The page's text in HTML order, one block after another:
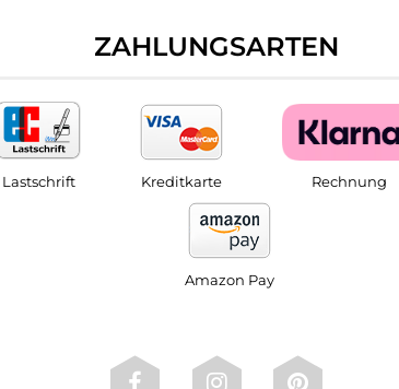
ZAHLUNGSARTEN
Lastschrift Kreditkarte Rechnung
Amazon Pay